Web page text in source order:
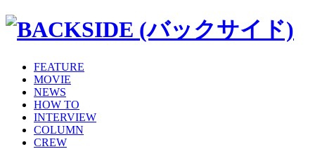
FEATURE
MOVIE
NEWS
HOW TO
INTERVIEW
COLUMN
CREW